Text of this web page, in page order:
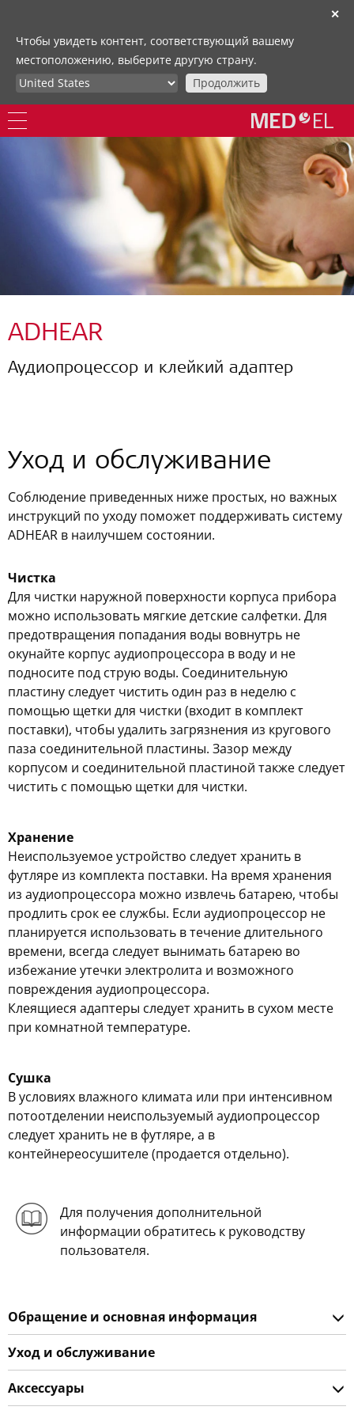
✕
Чтобы увидеть контент, соответствующий вашему
местоположению, выберите другую страну.
Продолжить
ADHEAR
Аудиопроцессор и клейкий адаптер
Уход и обслуживание
Соблюдение приведенных ниже простых, но важных
инструкций по уходу поможет поддерживать систему
ADHEAR в наилучшем состоянии.
Чистка
Для чистки наружной поверхности корпуса прибора
можно использовать мягкие детские салфетки. Для
предотвращения попадания воды вовнутрь не
окунайте корпус аудиопроцессора в воду и не
подносите под струю воды. Соединительную
пластину следует чистить один раз в неделю с
помощью щетки для чистки (входит в комплект
поставки), чтобы удалить загрязнения из кругового
паза соединительной пластины. Зазор между
корпусом и соединительной пластиной также следует
чистить с помощью щетки для чистки.
Хранение
Неиспользуемое устройство следует хранить в
футляре из комплекта поставки. На время хранения
из аудиопроцессора можно извлечь батарею, чтобы
продлить срок ее службы. Если аудиопроцессор не
планируется использовать в течение длительного
времени, всегда следует вынимать батарею во
избежание утечки электролита и возможного
повреждения аудиопроцессора.
Клеящиеся адаптеры следует хранить в сухом месте
при комнатной температуре.
Сушка
В условиях влажного климата или при интенсивном
потоотделении неиспользуемый аудиопроцессор
следует хранить не в футляре, а в
контейнереосушителе (продается отдельно).
Для получения дополнительной
информации обратитесь к руководству
пользователя.
Обращение и основная информация
Уход и обслуживание
Аксессуары